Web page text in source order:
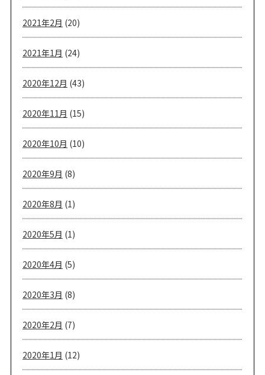
2021年2月 (20)
2021年1月 (24)
2020年12月 (43)
2020年11月 (15)
2020年10月 (10)
2020年9月 (8)
2020年8月 (1)
2020年5月 (1)
2020年4月 (5)
2020年3月 (8)
2020年2月 (7)
2020年1月 (12)